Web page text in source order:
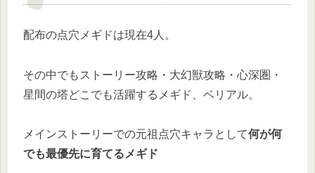
配布の点穴メギドは現在4人。
その中でもストーリー攻略・大幻獣攻略・心深圏・
星間の塔どこでも活躍するメギド、ベリアル。
メインストーリーでの元祖点穴キャラとして何が何
でも最優先に育てるメギド